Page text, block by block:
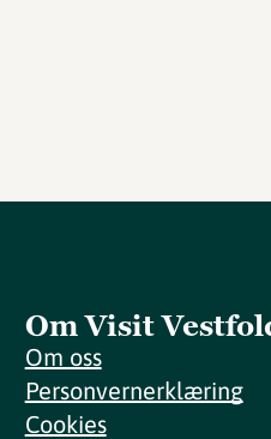
Om Visit
Om oss
Personvernerklæring
Cookies